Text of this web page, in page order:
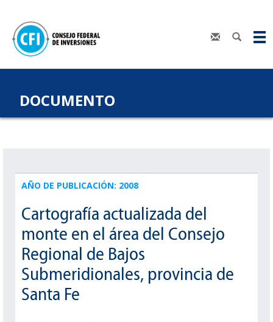
DOCUMENTO
AÑO DE PUBLICACIÓN: 2008
Cartografía actualizada del
monte en el área del Consejo
Regional de Bajos
Submeridionales, provincia de
Santa Fe